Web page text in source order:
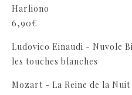
Harliono
6,90€
Ludovico Einaudi - Nuvole
les touches blanches
Mozart - La Reine de la